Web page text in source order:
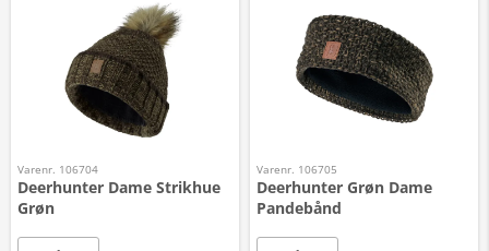
Varenr. 106704
Deerhunter Dame Strikhue
Grøn
Varenr. 106705
Deerhunter Grøn Dame
Pandebånd